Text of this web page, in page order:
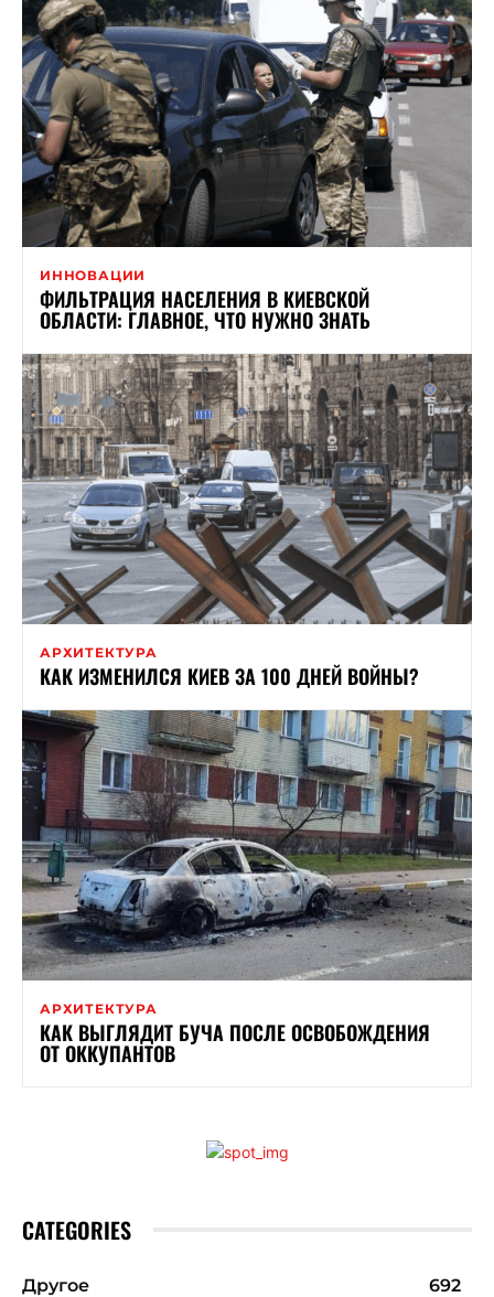
ИННОВАЦИИ
ФИЛЬТРАЦИЯ НАСЕЛЕНИЯ В КИЕВСКОЙ
ОБЛАСТИ: ГЛАВНОЕ, ЧТО НУЖНО ЗНАТЬ
АРХИТЕКТУРА
КАК ИЗМЕНИЛСЯ КИЕВ ЗА 100 ДНЕЙ ВОЙНЫ?
АРХИТЕКТУРА
КАК ВЫГЛЯДИТ БУЧА ПОСЛЕ ОСВОБОЖДЕНИЯ
ОТ ОККУПАНТОВ
CATEGORIES
Другое
692